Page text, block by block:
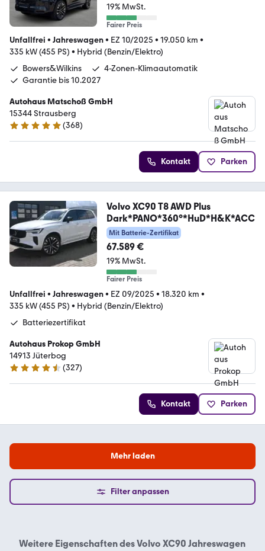
19% MwSt.
Fairer Preis
Unfallfrei • Jahreswagen• EZ 10/2025 • 19.050 km •
335 kW (455 PS) • Hybrid (Benzin/Elektro)
Bowers&Wilkins
4-Zonen-Klimaautomatik
Garantie bis 10.2027
Autohaus Matschoß GmbH
15344 Strausberg
4.9 Sterne
(368)
Kontakt Parken
Volvo XC90 T8 AWD Plus
Dark*PANO*360°*HuD*H&K*ACC
Mit Batterie-Zertifikat
67.589 €
19% MwSt.
Fairer Preis
Unfallfrei • Jahreswagen• EZ 09/2025 • 18.320 km •
335 kW (455 PS) • Hybrid (Benzin/Elektro)
Batteriezertifikat
Autohaus Prokop GmbH
14913 Jüterbog
4.7 Sterne
(327)
Kontakt Parken
Mehr laden
Filter anpassen
Weitere Eigenschaften desVolvo XC90 Jahreswagen